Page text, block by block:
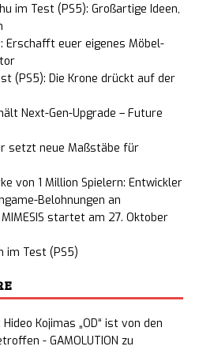
im Test (PS5): Großartige Ideen,
Erschafft euer eigenes Möbel-
(PS5): Die Krone drückt auf der
Next-Gen-Upgrade – Future
setzt neue Maßstäbe für
von 1 Million Spielern: Entwickler
Belohnungen an
startet am 27. Oktober
im Test (PS5)
Kojimas „OD“ ist von den
- GAMOLUTION zu